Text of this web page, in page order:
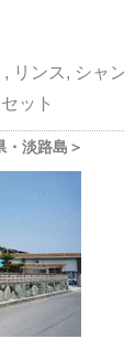
リンス, シャ
ット
淡路島＞